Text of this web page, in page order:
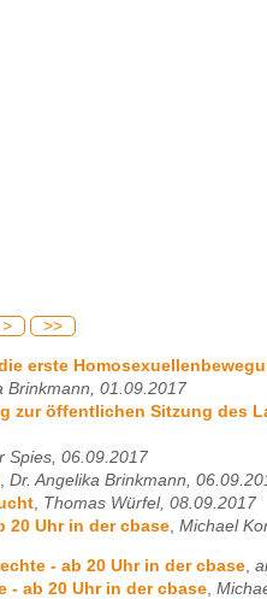
> >>
erste
Brinkmann, 01.09.2017
zur öffentlichen Sitzung des
Spies, 06.09.2017
, Dr. Angelika Brinkmann,
, Thomas Würfel, 08.09.2017
20 Uhr in der cbase, Michael
- ab 20 Uhr in der cbase
ab 20 Uhr in der cbase